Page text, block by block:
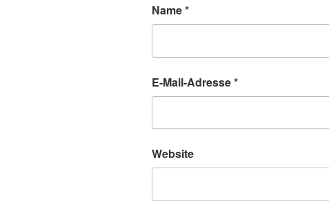
Name*
E-Mail-Adresse*
Website